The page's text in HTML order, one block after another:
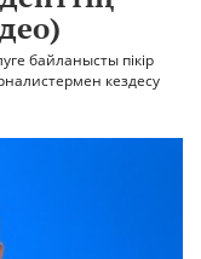
байланысты пікір
кездесу